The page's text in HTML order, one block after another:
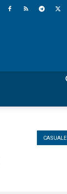
CASUALE